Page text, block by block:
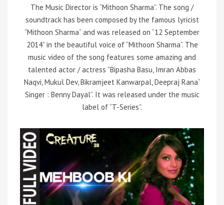
The Music Director is “Mithoon Sharma”. The song /
soundtrack has been composed by the famous lyricist
“Mithoon Sharma” and was released on “12 September
2014” in the beautiful voice of “Mithoon Sharma”. The
music video of the song features some amazing and
talented actor / actress “Bipasha Basu, Imran Abbas
Naqvi, Mukul Dev, Bikramjeet Kanwarpal, Deepraj Rana“
Singer : Benny Dayal”. It was released under the music
label of “T-Series”.